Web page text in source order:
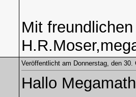
Mit
Veröffentlicht am Donnerstag, den
Hallo